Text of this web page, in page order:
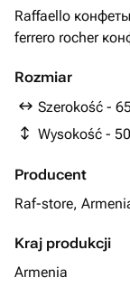
Raffaello
ferrero rocher
Rozmiar
Szerokość -
Wysokość -
Producent
Raf-store,
Kraj produkcji
Armenia